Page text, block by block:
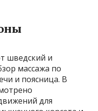
шведский и
массажа по
и поясница. В
для